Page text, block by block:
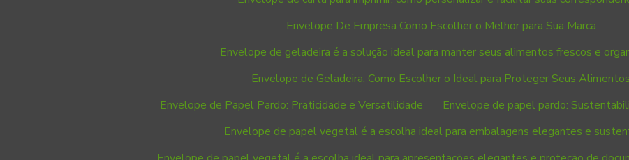
Envelope De Empresa Como Escolher o Melhor para Sua Marca
Envelope de geladeira é a solução ideal para manter seus alimentos frescos e
Envelope de Geladeira: Como Escolher o Ideal para Proteger Seus Alimentos
Envelope de Papel Pardo: Praticidade e Versatilidade
Envelope de papel pardo:
Envelope de papel vegetal é a escolha ideal para embalagens elegantes e